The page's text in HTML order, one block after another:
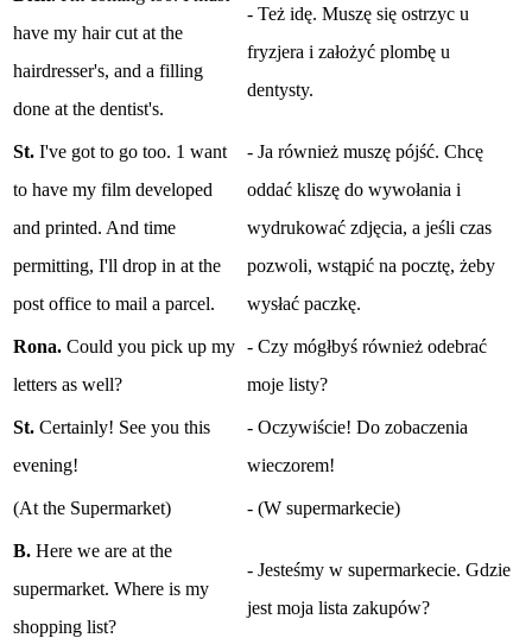
have my hair cut at the
hairdresser's, and a filling
done at the dentist's.
- Też idę. Muszę się ostrzyc u
fryzjera i założyć plombę u
dentysty.
St. I've got to go too. 1 want
to have my film developed
and printed. And time
permitting, I'll drop in at the
post office to mail a parcel.
- Ja również muszę pójść. Chcę
oddać kliszę do wywołania i
wydrukować zdjęcia, a jeśli czas
pozwoli, wstąpić na pocztę, żeby
wysłać paczkę.
Rona. Could you pick up my
letters as well?
- Czy mógłbyś również odebrać
moje listy?
St. Certainly! See you this
evening!
- Oczywiście! Do zobaczenia
wieczorem!
(At the Supermarket) - (W supermarkecie)
B. Here we are at the
supermarket. Where is my
shopping list?
- Jesteśmy w supermarkecie. Gdzie
jest moja lista zakupów?